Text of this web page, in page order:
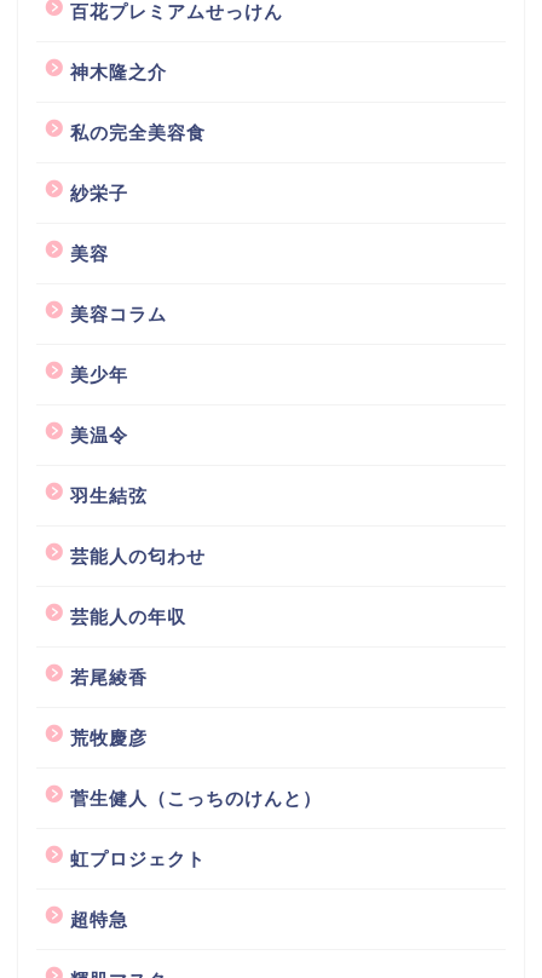
百花プレミアムせっけん
神木隆之介
私の完全美容食
紗栄子
美容
美容コラム
美少年
美温令
羽生結弦
芸能人の匂わせ
芸能人の年収
若尾綾香
荒牧慶彦
菅生健人（こっちのけんと）
虹プロジェクト
超特急